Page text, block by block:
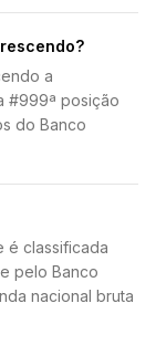
a
#999ª posição
do Banco
é classificada
pelo Banco
nacional bruta